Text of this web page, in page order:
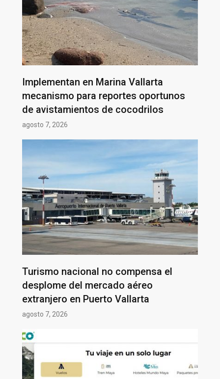
Implementan en Marina Vallarta
mecanismo para reportes oportunos
de avistamientos de cocodrilos
agosto 7, 2026
Turismo nacional no compensa el
desplome del mercado aéreo
extranjero en Puerto Vallarta
agosto 7, 2026